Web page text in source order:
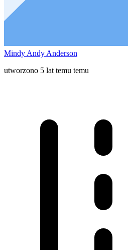
Mindy Andy Anderson
utworzono 5 lat temu temu